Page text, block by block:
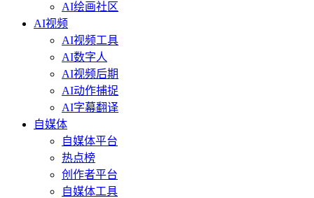
AI绘画社区
AI视频
AI视频工具
AI数字人
AI视频后期
AI动作捕捉
AI字幕翻译
自媒体
自媒体平台
热点榜
创作者平台
自媒体工具